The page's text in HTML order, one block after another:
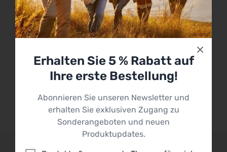
Erhalten Sie 5 % Rabatt auf
Ihre erste Bestellung!
Abonnieren Sie unseren Newsletter und
erhalten Sie exklusiven Zugang zu
Sonderangeboten und neuen
Produktupdates.